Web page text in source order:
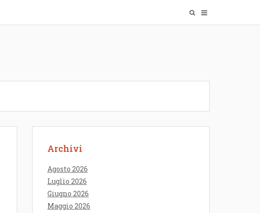
Archivi
Agosto 2026
Luglio 2026
Giugno 2026
Maggio 2026